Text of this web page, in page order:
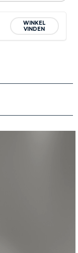
WINKEL
VINDEN